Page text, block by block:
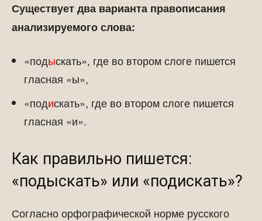
Существует два варианта правописания
анализируемого слова:
«подыскать», где во втором слоге пишется
гласная «ы»,
«подискать», где во втором слоге пишется
гласная «и».
Как правильно пишется:
«подыскать» или «подискать»?
Согласно орфографической норме русского